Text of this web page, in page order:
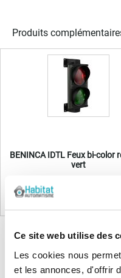
Ce site web utilise des
Les cookies nous
et les annonces, d'offrir
Produits
BENINCA IDTL Feux bi-color
vert
En stock